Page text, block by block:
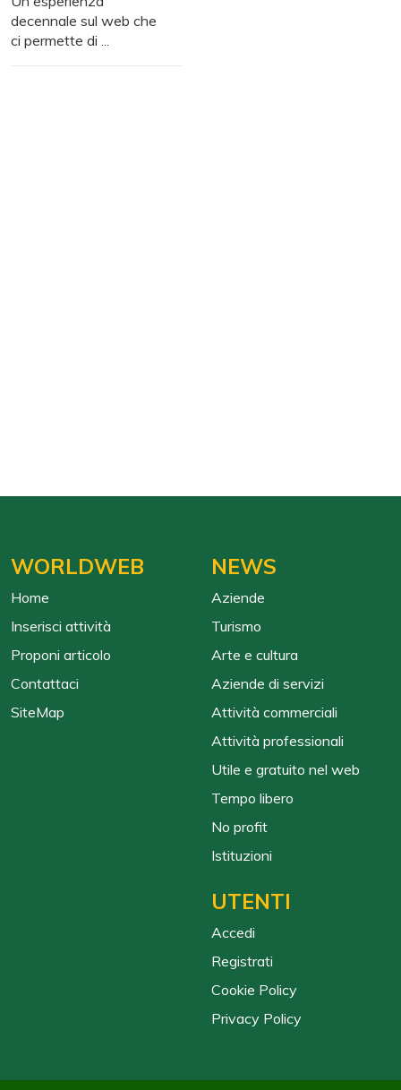
decennale sul web che
ci permette di ...
WORLDWEB
Home
Inserisci attività
Proponi articolo
Contattaci
SiteMap
NEWS
Aziende
Turismo
Arte e cultura
Aziende di servizi
Attività commerciali
Attività professionali
Utile e gratuito nel web
Tempo libero
No profit
Istituzioni
UTENTI
Accedi
Registrati
Cookie Policy
Privacy Policy